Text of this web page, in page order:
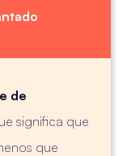
de
significa que
que